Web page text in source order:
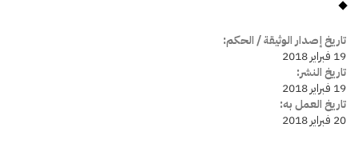
تاريخ إصدار الوثيقة / الحكم:
19 فبراير 2018
تاريخ النشر:
19 فبراير 2018
تاريخ العمل به:
20 فبراير 2018